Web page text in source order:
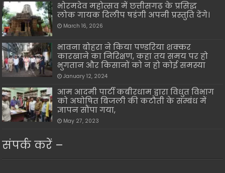
भोरमदेव महोत्सव में छत्तीसगढ़ के प्रसिद्ध
लोक गायक दिलीप षडंगी अपनी प्रस्तुति देंगे।
March 16, 2026
भावना बोहरा ने किया पण्डरिया शक्कर
कारखाने का निरिक्षण, कहा तय समय पर हो
भुगतान और किसानों को न हो कोई समस्या
January 12, 2024
आम आदमी पार्टी कबीरधाम द्वारा विधुत विभाग
को अघोषित बिजली की कटौती के सम्बंध में
ज्ञापन सौंपा गया,
May 27, 2023
संपर्क करें –